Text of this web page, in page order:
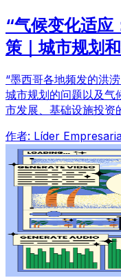
“气候变化适应
策｜城市规划
“墨西哥各地频发的洪
城市规划的问题以及气
市发展、基础设施投资
作者: Líder